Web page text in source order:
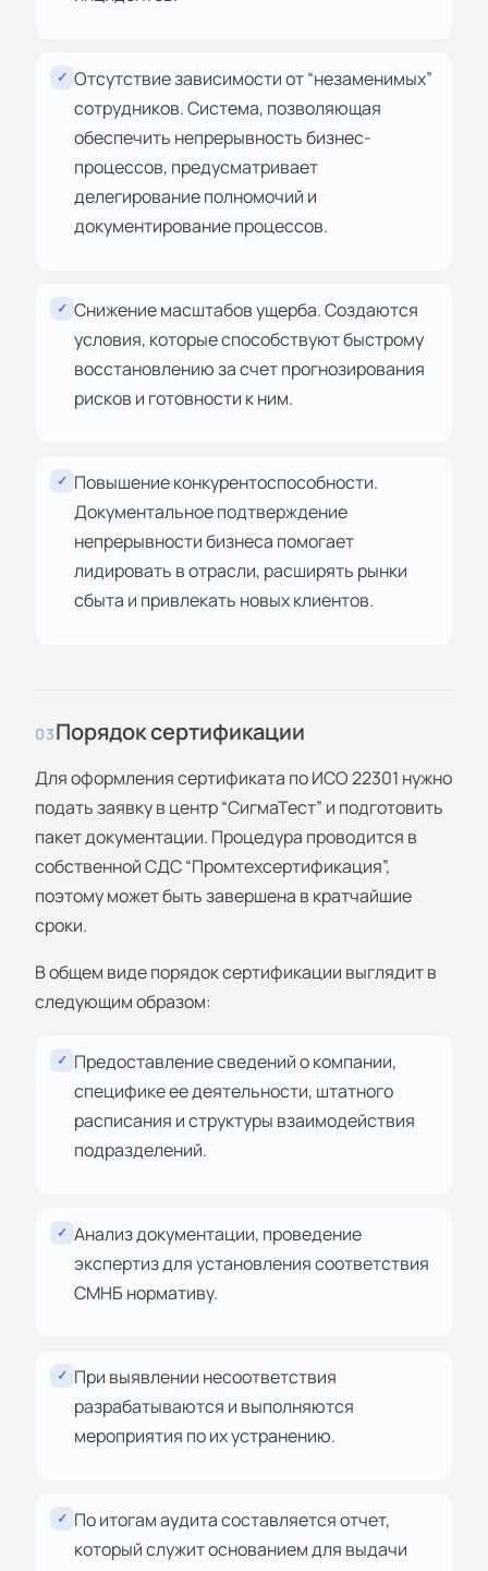
✓ Отсутствие зависимости от “незаменимых”
сотрудников. Система, позволяющая
обеспечить непрерывность бизнес-
процессов, предусматривает
делегирование полномочий и
документирование процессов.
✓ Снижение масштабов ущерба. Создаются
условия, которые способствуют быстрому
восстановлению за счет прогнозирования
рисков и готовности к ним.
✓ Повышение конкурентоспособности.
Документальное подтверждение
непрерывности бизнеса помогает
лидировать в отрасли, расширять рынки
сбыта и привлекать новых клиентов.
03Порядок сертификации
Для оформления сертификата по ИСО 22301 нужно
подать заявку в центр “СигмаТест” и подготовить
пакет документации. Процедура проводится в
собственной СДС “Промтехсертификация”,
поэтому может быть завершена в кратчайшие
сроки.
В общем виде порядок сертификации выглядит в
следующим образом:
✓ Предоставление сведений о компании,
специфике ее деятельности, штатного
расписания и структуры взаимодействия
подразделений.
✓ Анализ документации, проведение
экспертиз для установления соответствия
СМНБ нормативу.
✓ При выявлении несоответствия
разрабатываются и выполняются
мероприятия по их устранению.
✓ По итогам аудита составляется отчет,
который служит основанием для выдачи